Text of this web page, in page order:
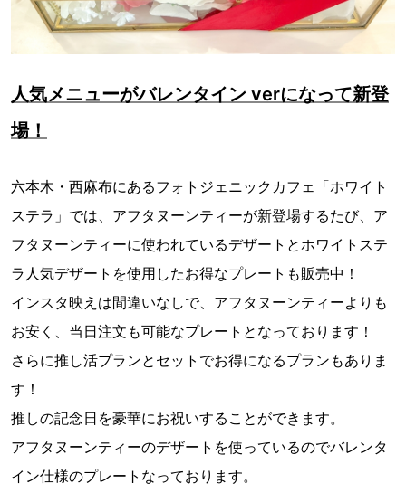
人気メニューがバレンタイン verになって新登
場！
六本木・西麻布にあるフォトジェニックカフェ「ホワイト
ステラ」では、アフタヌーンティーが新登場するたび、ア
フタヌーンティーに使われているデザートとホワイトステ
ラ人気デザートを使用したお得なプレートも販売中！
インスタ映えは間違いなしで、アフタヌーンティーよりも
お安く、当日注文も可能なプレートとなっております！
さらに推し活プランとセットでお得になるプランもありま
す！
推しの記念日を豪華にお祝いすることができます。
アフタヌーンティーのデザートを使っているのでバレンタ
イン仕様のプレートなっております。